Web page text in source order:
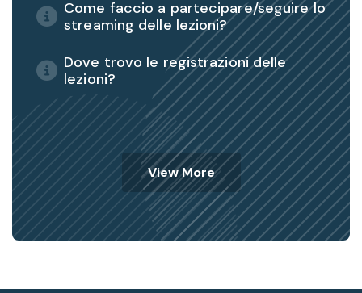
Come faccio a partecipare/seguire lo
streaming delle lezioni?
Dove trovo le registrazioni delle
lezioni?
View More